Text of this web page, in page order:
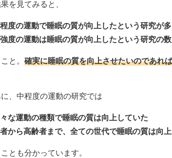
を見てみると、
度の運動で睡眠の質が向上したという研究が
度の運動は睡眠の質が向上したという研究の
と。 確実に睡眠の質を向上させたいのであれ
、中程度の運動の研究では
な運動の種類で睡眠の質は向上していた
から高齢者まで、全ての世代で睡眠の質は向
とも分かっています。